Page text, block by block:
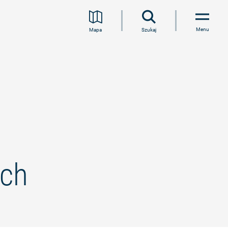
Mapa Szukaj Menu